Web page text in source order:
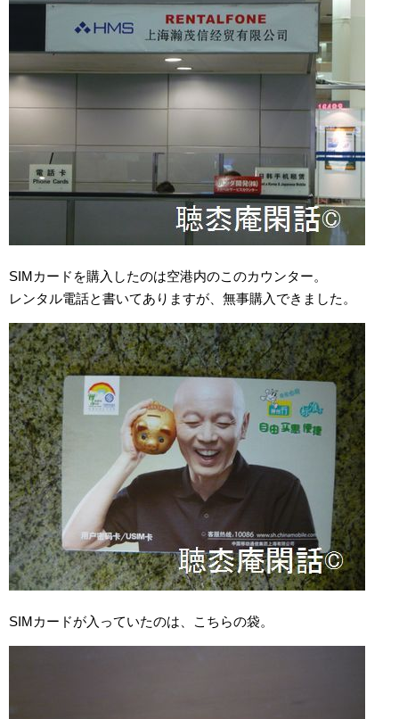
SIMカードを購入したのは空港内のこのカウンター。
レンタル電話と書いてありますが、無事購入できました。
SIMカードが入っていたのは、こちらの袋。